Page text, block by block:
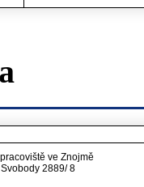
ve Znojmě
2889/ 8